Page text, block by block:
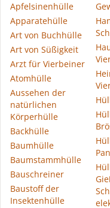
Apfelsinenhülle
Apparatehülle
Art von Buchhülle
Art von Süßigkeit
Arzt für Vierbeiner
Atomhülle
Aussehen der
natürlichen
Körperhülle
Backhülle
Baumhülle
Baumstammhülle
Bauschreiner
Baustoff der
Insektenhülle